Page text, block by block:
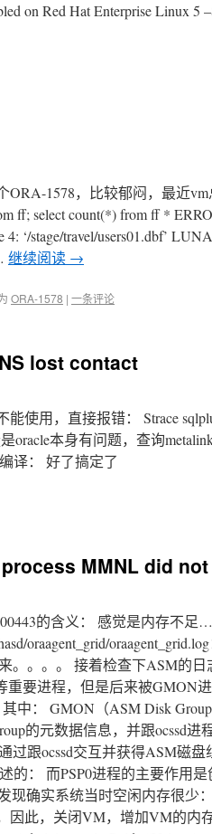
on Red Hat Enterprise Linux 5
1578，比较郁闷，最近
ff; select count(*) from ff *
‘/stage/travel/users01.dbf’
继续阅读 →
ORA-1578 | 一条评论
lost contact
使用，直接报错： Strace
oracle本身有问题，查询
译： 好了搞定了
MMNL did
00443的含义： 感觉是内存不
oraagent_grid/
。。。。 接着检查下ASM的
重要进程，但是后来被GMON
中： GMON（ASM Disk
的元数据信息，并跟ocssd
过跟ocssd交互并获得ASM磁
的： 而PSP0进程的主要作用
现确实系统当时空闲内存很少
此，关闭VM，增加VM的内